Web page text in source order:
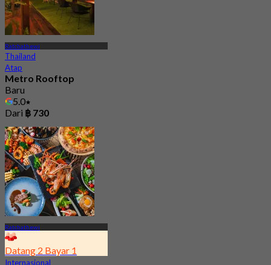
Ratchathewi
Thailand
Atap
Metro Rooftop
Baru
5.0
Dari ฿ 730
Ratchathewi
Datang 2 Bayar 1
Internasional